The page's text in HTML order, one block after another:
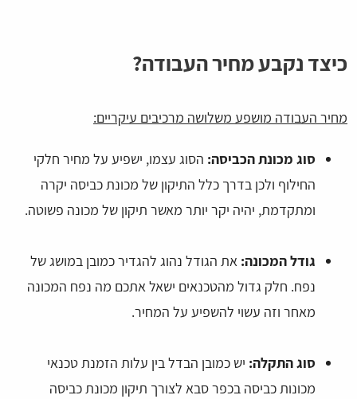
כיצד נקבע מחיר העבודה?
מחיר העבודה מושפע משלושה מרכיבים עיקריים:
סוג מכונת הכביסה: הסוג עצמו, ישפיע על מחיר חלקי
החילוף ולכן בדרך כלל התיקון של מכונת כביסה יקרה
ומתקדמת, יהיה יקר יותר מאשר תיקון של מכונה פשוטה.
גודל המכונה: את הגודל נהוג להגדיר כמובן במושג של
נפח. חלק גדול מהטכנאים ישאל אתכם מה נפח המכונה
מאחר וזה עשוי להשפיע על המחיר.
סוג התקלה: יש כמובן הבדל בין עלות הזמנת טכנאי
מכונות כביסה בכפר סבא לצורך תיקון מכונת כביסה